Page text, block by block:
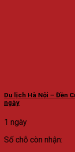
Du lịch Hà Nội – Đền
ngày
1 ngày
Số chỗ còn nhận: